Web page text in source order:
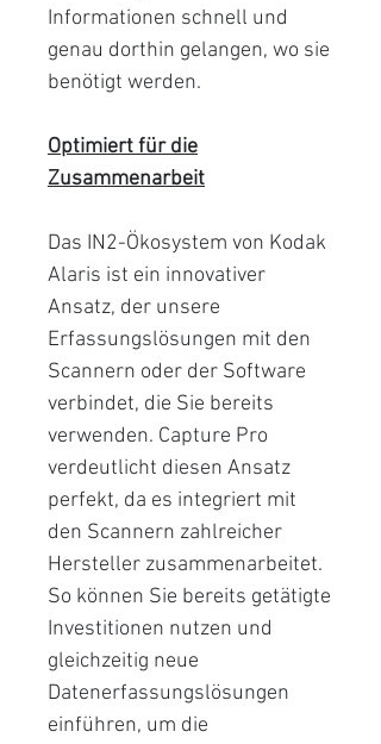
Informationen schnell und
genau dorthin gelangen, wo sie
benötigt werden.
Optimiert für die
Zusammenarbeit
Das IN2-Ökosystem von Kodak
Alaris ist ein innovativer
Ansatz, der unsere
Erfassungslösungen mit den
Scannern oder der Software
verbindet, die Sie bereits
verwenden. Capture Pro
verdeutlicht diesen Ansatz
perfekt, da es integriert mit
den Scannern zahlreicher
Hersteller zusammenarbeitet.
So können Sie bereits getätigte
Investitionen nutzen und
gleichzeitig neue
Datenerfassungslösungen
einführen, um die